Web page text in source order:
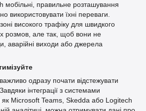
мобільні, правильне розташування
використовувати їхні переваги.
високого трафіку для швидкого
розмов, але так, щоб вони не
аварійні виходи або джерела
одразу почати відстежувати
інтеграції з системами
Microsoft Teams, Skedda або Logitech